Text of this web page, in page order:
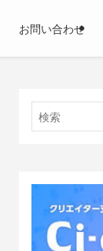
お問い合わせ